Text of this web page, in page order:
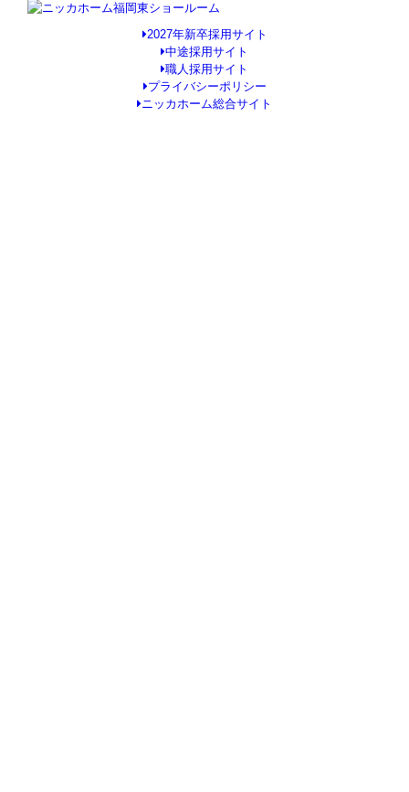
2027年新卒採用サイト
中途採用サイト
職人採用サイト
プライバシーポリシー
ニッカホーム総合サイト